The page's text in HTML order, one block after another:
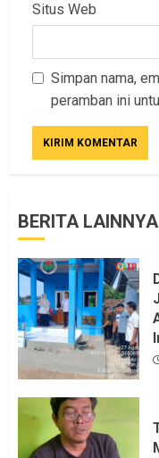
Situs Web
Simpan nama,
peramban ini
BERITA LAINNYA